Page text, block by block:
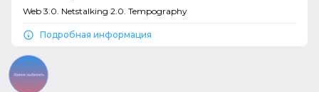
Web 3.0. Netstalking 2.0. Tempography
Подробная информация